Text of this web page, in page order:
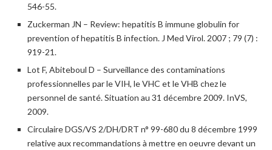
546-55.
Zuckerman JN – Review: hepatitis B immune globulin for
prevention of hepatitis B infection. J Med Virol. 2007 ; 79 (7) :
919-21.
Lot F, Abiteboul D – Surveillance des contaminations
professionnelles par le VIH, le VHC et le VHB chez le
personnel de santé. Situation au 31 décembre 2009. InVS,
2009.
Circulaire DGS/VS 2/DH/DRT n° 99-680 du 8 décembre 1999
relative aux recommandations à mettre en oeuvre devant un